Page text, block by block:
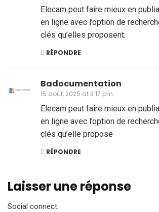
Elecam peut faire mieux en
en ligne avec l’option de
clés qu’elles proposent.
RÉPONDRE
Badocumentation
15 août, 2025 at 3:17 pm
Elecam peut faire mieux en
en ligne avec l’option de
clés qu’elle propose
RÉPONDRE
Laisser une réponse
Social connect: